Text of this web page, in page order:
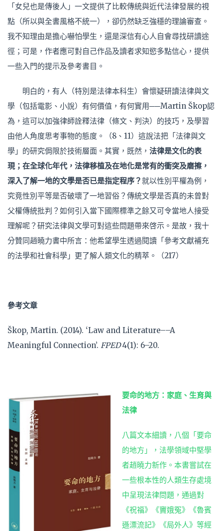
「女兒也是傳後人」一文提供了比較傳統與近代法律發展的視
點（所以與全書風格不統一），卻仍然缺乏強穩的理論審查。
我不知理由是擔心嚇怕學生，還是深信有心人自會尋找研讀途
徑；可是，作者應可對自己作品及讀者求知慾多點信心，提供
一些入門的提示及參考書目。
明白的，有人（特別是法律本科生）會懷疑研讀法律與文
學（包括電影、小說）有何價值，有何實用──Martin Škop認
為，這可以加強律師詮釋法律（條文、判決）的技巧，及學習
由他人角度思考事物的態度。（8、11）這說法把「法律與文
學」的研究侷限於技術層面。其實，既然， 法律是文化的表
現；在全球化年代，法律移植及在地化是常有的衝突及磨擦，
深入了解一地的文學是否已是指定程序？就以性別平權為例，
究竟性別平等是否破壞了一地習俗？傳統文學是否真的未曾對
父權傳統批判？如何引入當下國際標準之餘又可令當地人接受
理解呢？研究法律與文學可對這些問題帶來啓示。是故，我十
分贊同趙曉力書中所言：他希望學生透過閱讀「參考文獻補充
的法學和社會科學」更了解人類文化的精萃。（217）
參考文章
Škop, Martin. (2014). ‘Law and Literature––A
Meaningful Connection’. FPED4(1): 6–20.
要命的地方：家庭、生育與
法律
八篇文本細讀，八個「要命
的地方」，法學領域中堅學
者趙曉力新作。本書嘗試在
一些根本性的人類生存處境
中呈現法律問題，通過對
《祝福》《竇娥冤》《魯賓
遜漂流記》《局外人》等經